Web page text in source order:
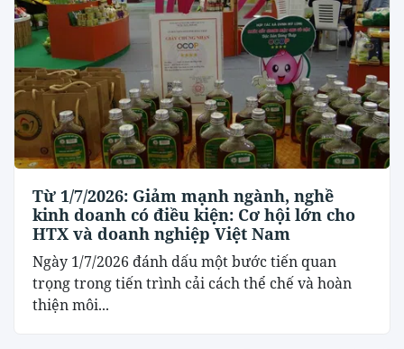
Từ 1/7/2026: Giảm mạnh ngành, nghề
kinh doanh có điều kiện: Cơ hội lớn cho
HTX và doanh nghiệp Việt Nam
Ngày 1/7/2026 đánh dấu một bước tiến quan
trọng trong tiến trình cải cách thể chế và hoàn
thiện môi...